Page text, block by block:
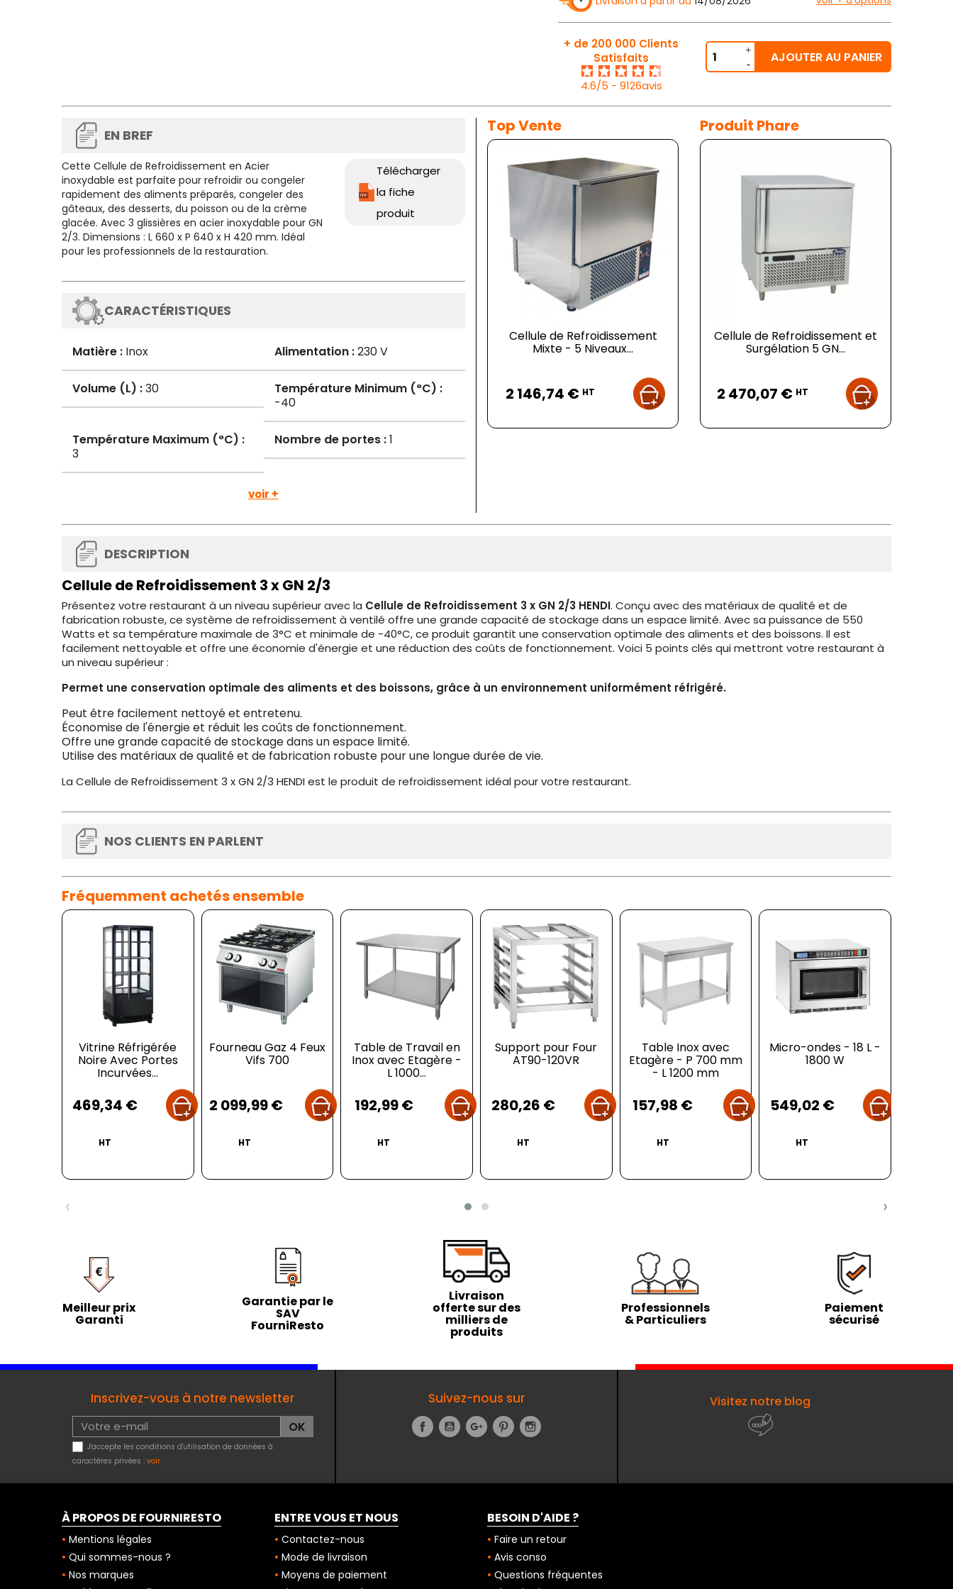
+ de 200 000 Clients
Satisfaits
4.6/5 - 9126avis
AJOUTER AU PANIER
EN BREF
Cette Cellule de Refroidissement en Acier
inoxydable est parfaite pour refroidir ou congeler
rapidement des aliments préparés, congeler des
gâteaux, des desserts, du poisson ou de la crème
glacée. Avec 3 glissières en acier inoxydable pour GN
2/3. Dimensions : L 660 x P 640 x H 420 mm. Idéal
pour les professionnels de la restauration.
Télécharger
la fiche
produit
CARACTÉRISTIQUES
Matière : Inox Alimentation :230 V
Volume (L) :30
Température Minimum (°C) :
-40
Température Maximum (°C) :
3
Nombre de portes :1
voir +
Top Vente
Cellule de Refroidissement
Mixte - 5 Niveaux...
2 146,74 € HT
Produit Phare
Cellule de Refroidissement et
Surgélation 5 GN...
2 470,07 € HT
DESCRIPTION
Cellule de Refroidissement 3 x GN 2/3
Présentez votre restaurant à un niveau supérieur avec la Cellule de Refroidissement 3 x GN 2/3 HENDI. Conçu avec des matériaux de qualité et de
fabrication robuste, ce système de refroidissement à ventilé offre une grande capacité de stockage dans un espace limité. Avec sa puissance de 550
Watts et sa température maximale de 3°C et minimale de -40°C, ce produit garantit une conservation optimale des aliments et des boissons. Il est
facilement nettoyable et offre une économie d'énergie et une réduction des coûts de fonctionnement. Voici 5 points clés qui mettront votre restaurant à
un niveau supérieur :
Permet une conservation optimale des aliments et des boissons, grâce à un environnement uniformément réfrigéré.
Peut être facilement nettoyé et entretenu.
Économise de l'énergie et réduit les coûts de fonctionnement.
Offre une grande capacité de stockage dans un espace limité.
Utilise des matériaux de qualité et de fabrication robuste pour une longue durée de vie.
La Cellule de Refroidissement 3 x GN 2/3 HENDI est le produit de refroidissement idéal pour votre restaurant.
NOS CLIENTS EN PARLENT
Fréquemment achetés ensemble
Vitrine Réfrigérée
Noire Avec Portes
Incurvées...
469,34 €
HT
Fourneau Gaz 4 Feux
Vifs 700
2 099,99 €
HT
Table de Travail en
Inox avec Etagère -
L 1000...
192,99 €
HT
Support pour Four
AT90-120VR
280,26 €
HT
Table Inox avec
Etagère - P 700 mm
- L 1200 mm
157,98 €
HT
Micro-ondes - 18 L -
1800 W
549,02 €
HT
‹ ›
Meilleur prix
Garanti
Garantie par le
SAV
FourniResto
Livraison
offerte sur des
milliers de
produits
Professionnels
& Particuliers
Paiement
sécurisé
Inscrivez-vous à notre newsletter
J'accepte les conditions d'utilisation de données à
caractères privées : voir
Suivez-nous sur
Facebook
YouTubeGoogle+PinterestInstagram
Visitez notre blog
À PROPOS DE FOURNIRESTO
Mentions légales
Qui sommes-nous ?
Nos marques
ENTRE VOUS ET NOUS
Contactez-nous
Mode de livraison
Moyens de paiement
BESOIN D'AIDE ?
Faire un retour
Avis conso
Questions fréquentes